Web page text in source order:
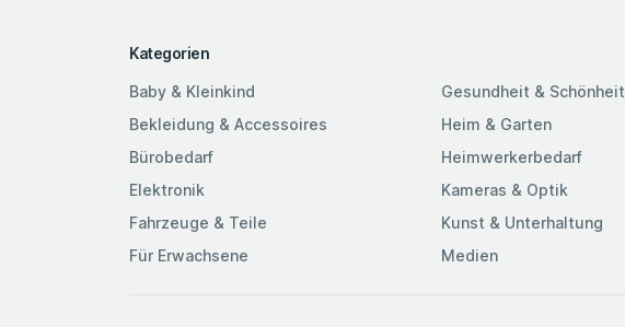
Kategorien
Baby & Kleinkind
Bekleidung & Accessoires
Bürobedarf
Elektronik
Fahrzeuge & Teile
Für Erwachsene
Gesundheit & Schönheit
Heim & Garten
Heimwerkerbedarf
Kameras & Optik
Kunst & Unterhaltung
Medien